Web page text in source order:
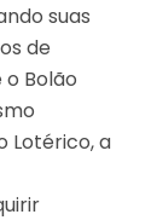
suas
de
Bolão
Lotérico, a